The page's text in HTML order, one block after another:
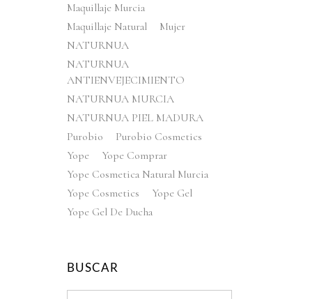
Maquillaje Murcia
Maquillaje Natural
Mujer
NATURNUA
NATURNUA
ANTIENVEJECIMIENTO
NATURNUA MURCIA
NATURNUA PIEL MADURA
Purobio
Purobio Cosmetics
Yope
Yope Comprar
Yope Cosmetica Natural Murcia
Yope Cosmetics
Yope Gel
Yope Gel De Ducha
BUSCAR